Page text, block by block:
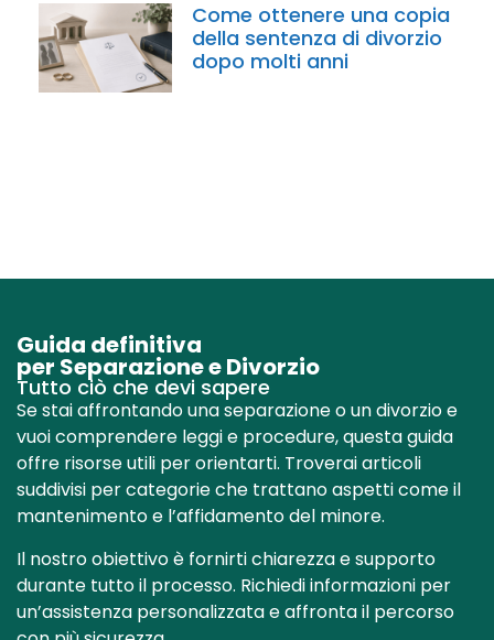
Come ottenere una copia
della sentenza di divorzio
dopo molti anni
Guida definitiva
per Separazione e Divorzio
Tutto ciò che devi sapere
Se stai affrontando una separazione o un divorzio e
vuoi comprendere leggi e procedure, questa guida
offre risorse utili per orientarti. Troverai articoli
suddivisi per categorie che trattano aspetti come il
mantenimento e l’affidamento del minore.
Il nostro obiettivo è fornirti chiarezza e supporto
durante tutto il processo. Richiedi informazioni per
un’assistenza personalizzata e affronta il percorso